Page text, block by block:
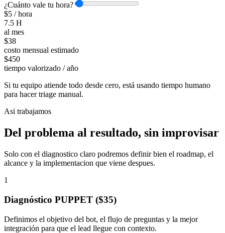
¿Cuánto vale tu hora?
$5 / hora
7.5 H
al mes
$38
costo mensual estimado
$450
tiempo valorizado / año
Si tu equipo atiende todo desde cero, está usando tiempo humano
para hacer triage manual.
Asi trabajamos
Del problema al resultado, sin improvisar
Solo con el diagnostico claro podremos definir bien el roadmap, el
alcance y la implementacion que viene despues.
1
Diagnóstico PUPPET ($35)
Definimos el objetivo del bot, el flujo de preguntas y la mejor
integración para que el lead llegue con contexto.